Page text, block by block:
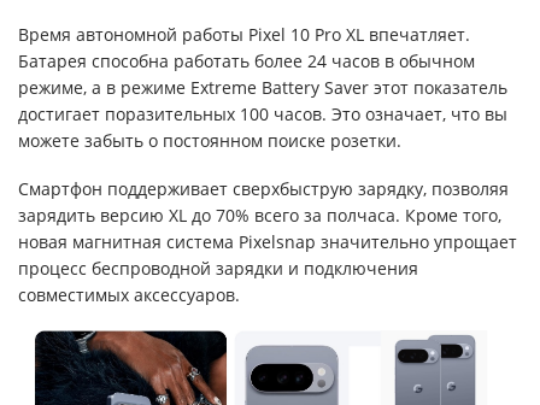
Время автономной работы Pixel 10 Pro XL впечатляет.
Батарея способна работать более 24 часов в обычном
режиме, а в режиме Extreme Battery Saver этот показатель
достигает поразительных 100 часов. Это означает, что вы
можете забыть о постоянном поиске розетки.
Смартфон поддерживает сверхбыструю зарядку, позволяя
зарядить версию XL до 70% всего за полчаса. Кроме того,
новая магнитная система Pixelsnap значительно упрощает
процесс беспроводной зарядки и подключения
совместимых аксессуаров.